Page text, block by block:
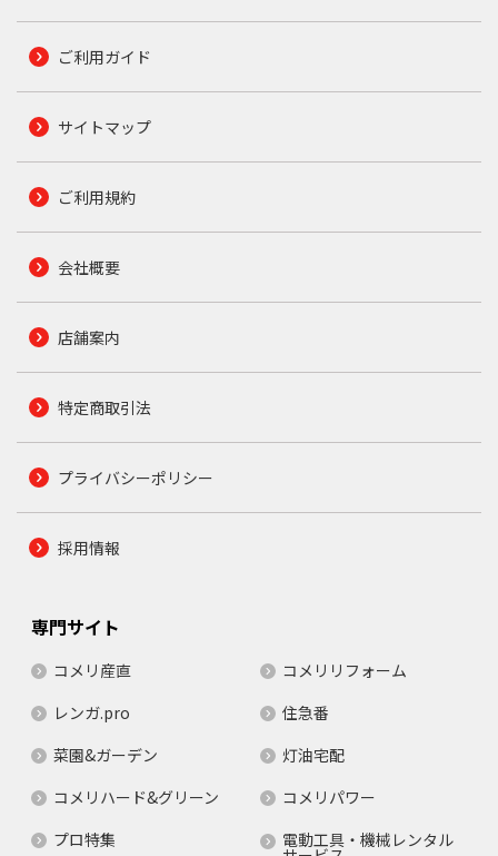
ご利用ガイド
サイトマップ
ご利用規約
会社概要
店舗案内
特定商取引法
プライバシーポリシー
採用情報
専門サイト
コメリ産直
コメリリフォーム
レンガ.pro
住急番
菜園&ガーデン
灯油宅配
コメリハード&グリーン
コメリパワー
プロ特集
電動工具・機械レンタル